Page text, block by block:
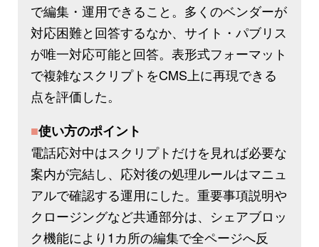
で編集・運用できること。多くのベンダーが
対応困難と回答するなか、サイト・パブリス
が唯一対応可能と回答。表形式フォーマット
で複雑なスクリプトをCMS上に再現できる
点を評価した。
■使い方のポイント
電話応対中はスクリプトだけを見れば必要な
案内が完結し、応対後の処理ルールはマニュ
アルで確認する運用にした。重要事項説明や
クロージングなど共通部分は、シェアブロッ
ク機能により1カ所の編集で全ページへ反